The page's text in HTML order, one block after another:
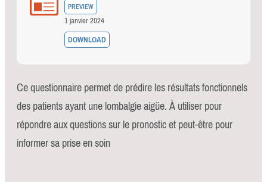
PREVIEW
1 janvier 2024
DOWNLOAD
Ce questionnaire permet de prédire les résultats fonctionnels
des patients ayant une lombalgie aigüe. À utiliser pour
répondre aux questions sur le pronostic et peut-être pour
informer sa prise en soin